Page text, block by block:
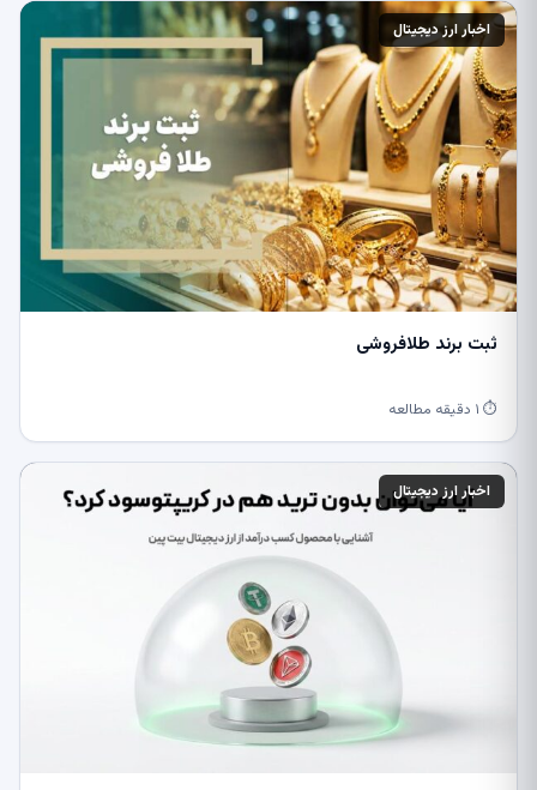
اخبار ارز دیجیتال
ثبت برند طلافروشی
⏱ ۱ دقیقه مطالعه
اخبار ارز دیجیتال